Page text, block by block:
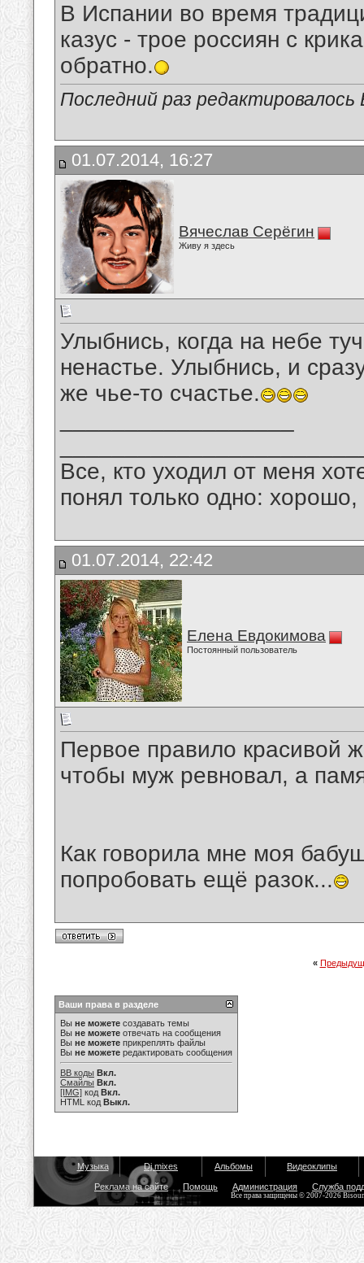
В Испании во время
казус - трое россиян с
обратно.
Последний раз
01.07.2014, 16:27
Вячеслав Серёгин
Живу я здесь
Улыбнись, когда на небе
ненастье. Улыбнись, и
же чье-то счастье.
Все, кто уходил от меня
понял только одно:
01.07.2014, 22:42
Елена Евдокимова
Постоянный пользователь
Первое правило красивой
чтобы муж ревновал, а
Как говорила мне моя
попробовать ещё разок...
«
Ваши права в разделе
Вы не можете создавать темы
Вы не можете отвечать на сообщения
Вы не можете прикреплять файлы
Вы не можете редактировать сообщения
BB коды Вкл.
Смайлы Вкл.
[IMG] код Вкл.
HTML код Выкл.
Музыка Dj mixes Альбомы Видеоклипы
Реклама на сайте Помощь Администрация Служба
Все права защищены © 2007-2026